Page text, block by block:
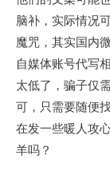
脑补，实际情况
魔咒，其实国内
自媒体账号代写
太低了，骗子仅
可，只需要随便
在发一些暖人攻
羊吗？